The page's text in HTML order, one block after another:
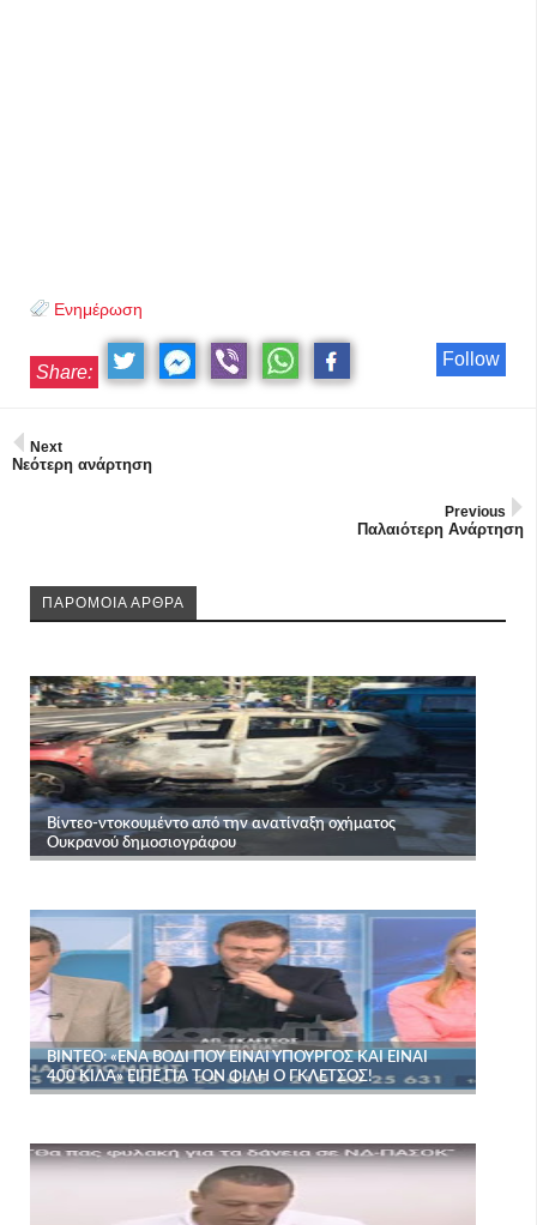
Ενημέρωση
Follow
Share:
Next
Νεότερη ανάρτηση
Previous
Παλαιότερη Ανάρτηση
ΠΑΡΟΜΟΙΑ ΑΡΘΡΑ